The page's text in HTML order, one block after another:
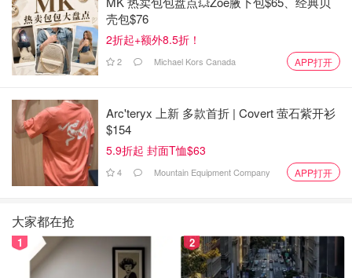
壳包$76
2折起+额外8.5折！
2 Michael Kors Canada APP打开
Arc'teryx 上新 多款首折 | Covert 萤石紫开衫
$154
5.9折起 封面T恤$63
4 Mountain Equipment Company APP打开
大家都在抢
1 2